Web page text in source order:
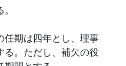
任期は四年とし、理事
る。ただし、補欠の役